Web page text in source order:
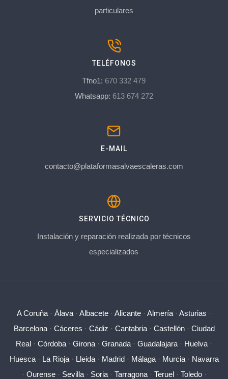
particulares
TELÉFONOS
Tfno1: 670 332 479
Whatsapp: 613 674 272
E-MAIL
contacto@plataformasalvaescaleras.com
SERVICIO TÉCNICO
Instalación y reparación realizada por técnicos
especializados
A Coruña · Álava · Albacete · Alicante · Almería · Asturias ·
Barcelona· Cáceres · Cádiz · Cantabria· Castellón· Ciudad
Real · Córdoba · Girona · Granada · Guadalajara · Huelva ·
Huesca· La Rioja· Lleida· Madrid· Málaga· Murcia· Navarra
· Ourense· Sevilla· Soria· Tarragona· Teruel· Toledo·